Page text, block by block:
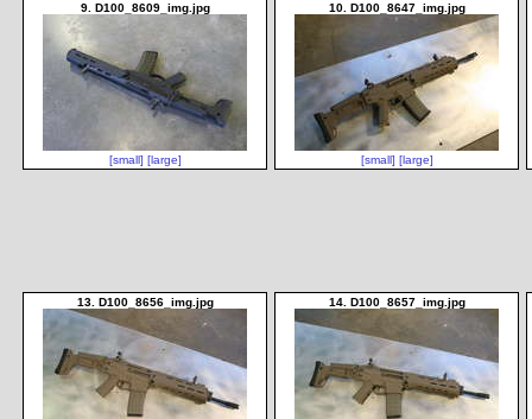
9. D100_8609_img.jpg
[small] [large]
10. D100_8647_img.jpg
[small] [large]
13. D100_8656_img.jpg 14. D100_8657_img.jpg